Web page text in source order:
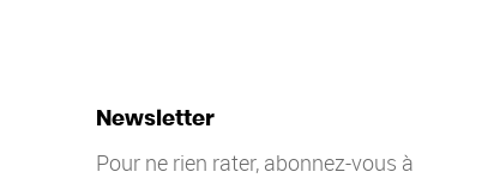
Newsletter
Pour ne rien rater, abonnez-vous à